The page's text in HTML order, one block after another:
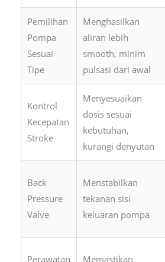
Pemilihan
Pompa
Sesuai
Tipe
Menghasilkan
aliran lebih
smooth, minim
pulsasi dari awal
Kontrol
Kecepatan
Stroke
Menyesuaikan
dosis sesuai
kebutuhan,
kurangi denyutan
Back
Pressure
Valve
Menstabilkan
tekanan sisi
keluaran pompa
Perawatan
Memastikan